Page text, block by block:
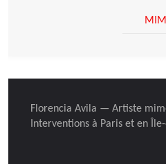
Florencia Avila — Artiste
Interventions à Paris et en